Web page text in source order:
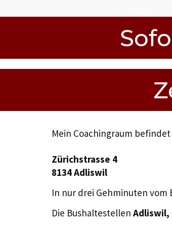
Mein Coachingraum
Zürichstrasse 4
8134 Adliswil
In nur drei Gehminuten
Die Bushaltestellen Adliswil,